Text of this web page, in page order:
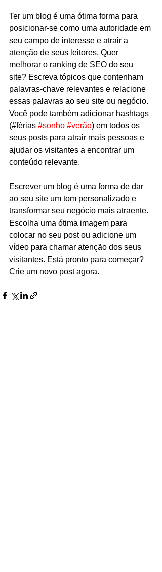
Ter um blog é uma ótima forma para
posicionar-se como uma autoridade em
seu campo de interesse e atrair a
atenção de seus leitores. Quer
melhorar o ranking de SEO do seu
site? Escreva tópicos que contenham
palavras-chave relevantes e relacione
essas palavras ao seu site ou negócio.
Você pode também adicionar hashtags
(#férias #sonho #verão) em todos os
seus posts para atrair mais pessoas e
ajudar os visitantes a encontrar um
conteúdo relevante.
Escrever um blog é uma forma de dar
ao seu site um tom personalizado e
transformar seu negócio mais atraente.
Escolha uma ótima imagem para
colocar no seu post ou adicione um
vídeo para chamar atenção dos seus
visitantes. Está pronto para começar?
Crie um novo post agora.